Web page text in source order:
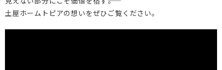
土屋ホームトピアの想いをぜひご覧ください。